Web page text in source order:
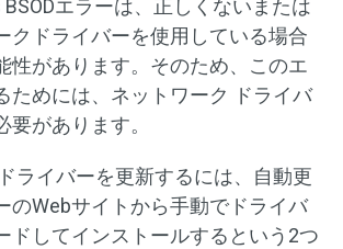
エラーは、正しくないまたは
クドライバーを使用している場合
性があります。そのため、このエ
ためには、ネットワーク ドライバ
要があります。
ライバーを更新するには、自動更
のWebサイトから手動でドライバ
ドしてインストールするという2つ